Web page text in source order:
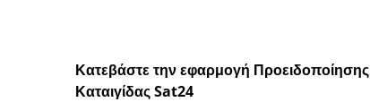
Κατεβάστε την εφαρμογή Προειδοποίησης
Καταιγίδας Sat24